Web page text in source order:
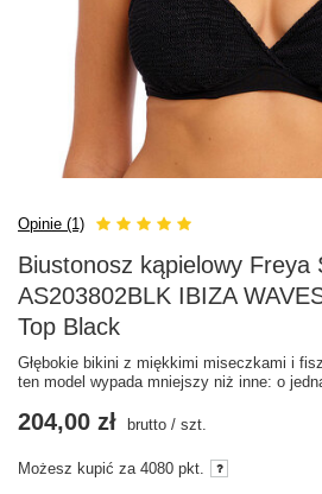
Opinie (1)
Biustonosz kąpielowy Freya
AS203802BLK IBIZA
Top Black
Głębokie bikini z miękkimi miseczkami i
ten model wypada mniejszy niż inne: o
204,00 zł brutto / szt.
Możesz kupić za 4080 pkt.